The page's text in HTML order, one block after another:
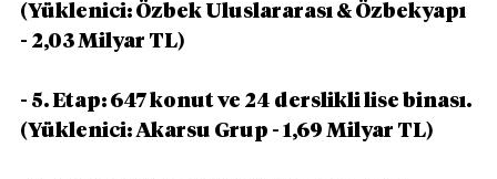
(Yüklenici: Özbek Uluslararası & Özbekyapı
- 2,03 Milyar TL)
- 5. Etap: 647 konut ve 24 derslikli lise binası.
(Yüklenici: Akarsu Grup - 1,69 Milyar TL)